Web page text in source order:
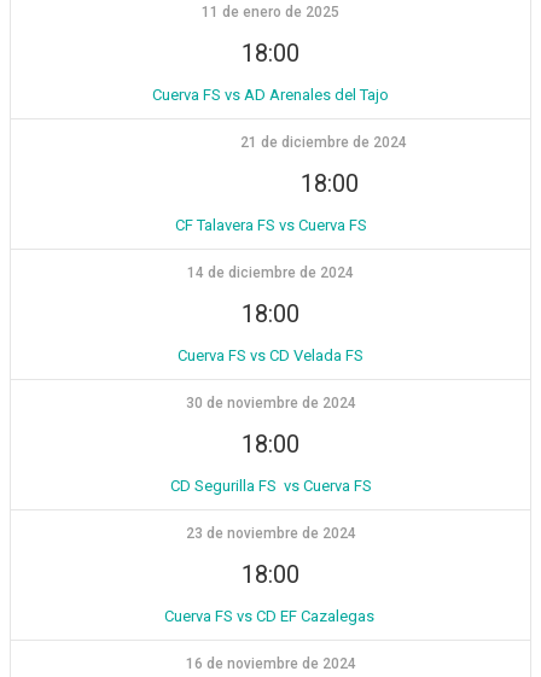
11 de enero de 2025
18:00
Cuerva FS vs AD Arenales del Tajo
21 de diciembre de 2024
18:00
CF Talavera FS vs Cuerva FS
14 de diciembre de 2024
18:00
Cuerva FS vs CD Velada FS
30 de noviembre de 2024
18:00
CD Segurilla FS vs Cuerva FS
23 de noviembre de 2024
18:00
Cuerva FS vs CD EF Cazalegas
16 de noviembre de 2024